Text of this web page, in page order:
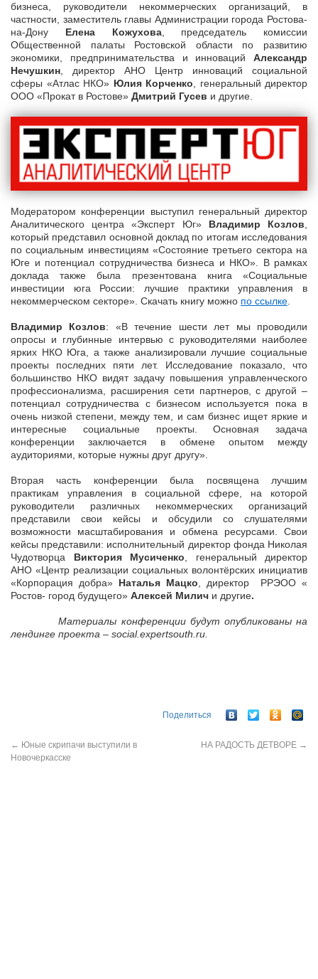
бизнеса, руководители некоммерческих организаций, в
частности, заместитель главы Администрации города Ростова-
на-Дону Елена Кожухова, председатель комиссии
Общественной палаты Ростовской области по развитию
экономики, предпринимательства и инноваций Александр
Нечушкин , директор АНО Центр инноваций социальной
сферы «Атлас НКО» Юлия Корченко , генеральный директор
ООО «Прокат в Ростове» Дмитрий Гусев и другие.
Модератором конференции выступил генеральный директор
Аналитического центра «Эксперт Юг» Владимир Козлов
который представил основной доклад по итогам исследования
по социальным инвестициям «Состояние третьего сектора на
Юге и потенциал сотрудничества бизнеса и НКО». В рамках
доклада также была презентована книга «Социальные
инвестиции юга России: лучшие практики управления в
некоммерческом секторе». Скачать книгу можно по ссылке
Владимир Козлов: «В течение шести лет мы проводили
опросы и глубинные интервью с руководителями наиболее
ярких НКО Юга, а также анализировали лучшие социальные
проекты последних пяти лет. Исследование показало, что
большинство НКО видят задачу повышения управленческого
профессионализма, расширения сети партнеров, с другой –
потенциал сотрудничества с бизнесом используется пока в
очень низкой степени, между тем, и сам бизнес ищет яркие и
интересные социальные проекты. Основная задача
конференции заключается в обмене опытом между
аудиториями, которые нужны друг другу».
Вторая часть конференции была посвящена лучшим
практикам управления в социальной сфере, на которой
руководители различных некоммерческих организаций
представили свои кейсы и обсудили со слушателями
возможности масштабирования и обмена ресурсами. Свои
кейсы представили: исполнительный директор фонда Николая
Чудотворца Виктория Мусиченко , генеральный директор
АНО «Центр реализации социальных волонтёрских инициатив
«Корпорация добра» Наталья Мацко , директор РРЭОО «
Ростов- город будущего» Алексей Милич и другие.
Материалы конференции будут опубликованы на
лендинге проекта – social.expertsouth. ru.
Поделиться
← Юные скрипачи выступили в
Новочеркасске
НА РАДОСТЬ ДЕТВОРЕ →